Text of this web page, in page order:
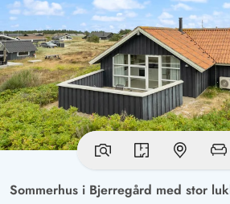
Sommerhus i Bjerregård med stor